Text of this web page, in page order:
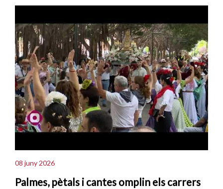
08 juny 2026
Palmes, pètals i cantes omplin els carrers